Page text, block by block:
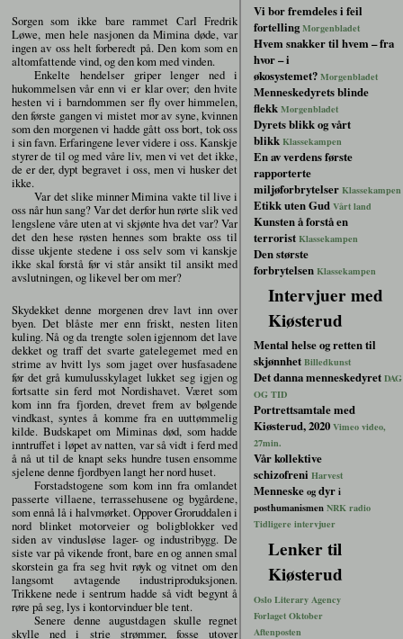
Sorgen som ikke bare rammet Carl Fredrik
Løwe, men hele nasjonen da Mimina døde, var
ingen av oss helt forberedt på. Den kom som en
altomfattende vind, og den kom med vinden.
Enkelte hendelser griper lenger ned i
hukommelsen vår enn vi er klar over; den hvite
hesten vi i barndommen ser fly over himmelen,
den første gangen vi mistet mor av syne, kvinnen
som den morgenen vi hadde gått oss bort, tok oss
i sin favn. Erfaringene lever videre i oss. Kanskje
styrer de til og med våre liv, men vi vet det ikke,
de er der, dypt begravet i oss, men vi husker det
ikke.
Var det slike minner Mimina vakte til live i
oss når hun sang? Var det derfor hun rørte slik ved
lengslene våre uten at vi skjønte hva det var? Var
det den hese røsten hennes som brakte oss til
disse ukjente stedene i oss selv som vi kanskje
ikke skal forstå før vi står ansikt til ansikt med
avslutningen, og likevel ber om mer?
Skydekket denne morgenen drev lavt inn over
byen. Det blåste mer enn friskt, nesten liten
kuling. Nå og da trengte solen igjennom det lave
dekket og traff det svarte gatelegemet med en
strime av hvitt lys som jaget over husfasadene
før det grå kumulusskylaget lukket seg igjen og
fortsatte sin ferd mot Nordishavet. Været som
kom inn fra fjorden, drevet frem av bølgende
vindkast, syntes å komme fra en uuttømmelig
kilde. Budskapet om Miminas død, som hadde
inntruffet i løpet av natten, var så vidt i ferd med
å nå ut til de knapt seks hundre tusen ensomme
sjelene denne fjordbyen langt her nord huset.
Forstadstogene som kom inn fra omlandet
passerte villaene, terrassehusene og bygårdene,
som ennå lå i halvmørket. Oppover Groruddalen i
nord blinket motorveier og boligblokker ved
siden av vindusløse lager- og industribygg. De
siste var på vikende front, bare en og annen smal
skorstein ga fra seg hvit røyk og vitnet om den
langsomt avtagende industriproduksjonen.
Trikkene nede i sentrum hadde så vidt begynt å
røre på seg, lys i kontorvinduer ble tent.
Senere denne augustdagen skulle regnet
skylle ned i strie strømmer, fosse utover
Vi bor fremdeles i feil
fortellingMorgenbladet
Hvem snakker til hvem – fra
hvor – i
økosystemet?Morgenbladet
Menneskedyrets blinde
flekkMorgenbladet
Dyrets blikk og vårt
blikkKlassekampen
En av verdens første
rapporterte
miljøforbrytelserKlassekampen
Etikk uten GudVårt land
Kunsten å forstå en
terroristKlassekampen
Den største
forbrytelsenKlassekampen
Intervjuer med
Kiøsterud
Mental helse og retten til
skjønnhetBilledkunst
Det danna menneskedyretDAG
OG TID
Portrettsamtale med
Kiøsterud, 2020Vimeo video,
27min.
Vår kollektive
schizofreni Harvest
Menneskeogdyri
posthumanismenNRK radio
Tidligere intervjuer
Lenker til
Kiøsterud
Oslo Literary Agency
Forlaget Oktober
Aftenposten